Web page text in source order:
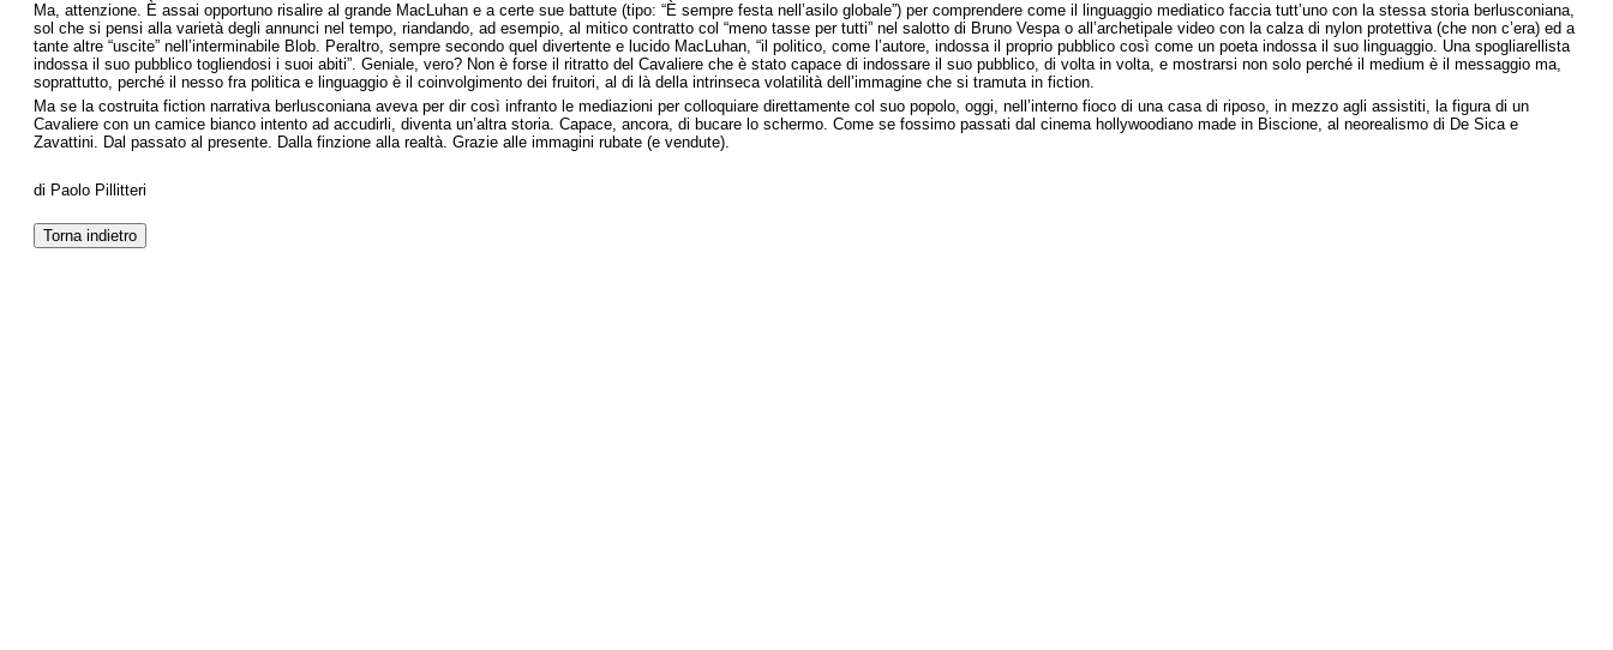
Ma, attenzione. È assai opportuno risalire al grande MacLuhan e a certe sue battute (tipo: “È sempre festa nell’asilo globale”) per comprendere come il linguaggio mediatico faccia tutt’uno con la stessa storia berlusconiana,
sol che si pensi alla varietà degli annunci nel tempo, riandando, ad esempio, al mitico contratto col “meno tasse per tutti” nel salotto di Bruno Vespa o all’archetipale video con la calza di nylon protettiva (che non c’era) ed a
tante altre “uscite” nell’interminabile Blob. Peraltro, sempre secondo quel divertente e lucido MacLuhan, “il politico, come l’autore, indossa il proprio pubblico così come un poeta indossa il suo linguaggio. Una spogliarellista
indossa il suo pubblico togliendosi i suoi abiti”. Geniale, vero? Non è forse il ritratto del Cavaliere che è stato capace di indossare il suo pubblico, di volta in volta, e mostrarsi non solo perché il medium è il messaggio ma,
soprattutto, perché il nesso fra politica e linguaggio è il coinvolgimento dei fruitori, al di là della intrinseca volatilità dell’immagine che si tramuta in fiction.
Ma se la costruita fiction narrativa berlusconiana aveva per dir così infranto le mediazioni per colloquiare direttamente col suo popolo, oggi, nell’interno fioco di una casa di riposo, in mezzo agli assistiti, la figura di un
Cavaliere con un camice bianco intento ad accudirli, diventa un’altra storia. Capace, ancora, di bucare lo schermo. Come se fossimo passati dal cinema hollywoodiano made in Biscione, al neorealismo di De Sica e
Zavattini. Dal passato al presente. Dalla finzione alla realtà. Grazie alle immagini rubate (e vendute).
di Paolo Pillitteri